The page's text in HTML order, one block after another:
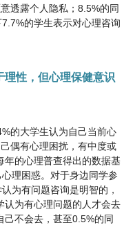
透露个人隐私；8.5%的同
的学生表示对心理咨询
理性，但心理保健意识
的大学生认为自己当前心
偶有心理困扰，有中度或
年的心理普查得出的数据基
理困惑。对于身边同学参
为有问题咨询是明智的，
认为有心理问题的人才会去
己不会去，甚至0.5%的同